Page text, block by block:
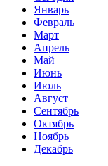
Январь
Февраль
Март
Апрель
Май
Июнь
Июль
Август
Сентябрь
Октябрь
Ноябрь
Декабрь